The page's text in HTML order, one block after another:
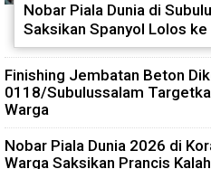
Nobar Piala Dunia di
Saksikan Spanyol Lolos
Finishing Jembatan Beton
0118/Subulussalam
Warga
Nobar Piala Dunia 2026 di
Warga Saksikan Prancis